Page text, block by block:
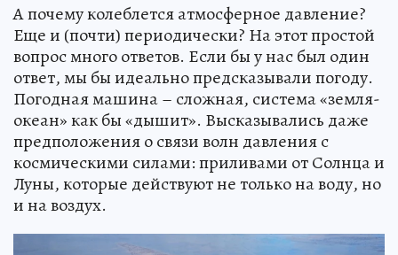
А почему колеблется атмосферное давление?
Еще и (почти) периодически? На этот простой
вопрос много ответов. Если бы у нас был один
ответ, мы бы идеально предсказывали погоду.
Погодная машина – сложная, система «земля-
океан» как бы «дышит». Высказывались даже
предположения о связи волн давления с
космическими силами: приливами от Солнца и
Луны, которые действуют не только на воду, но
и на воздух.